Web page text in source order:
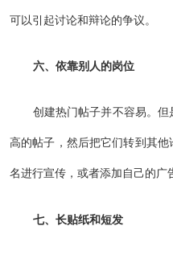
可以引起讨论和辩论的争议。
六、依靠别人的岗位
创建热门帖子并不容易。
高的帖子，然后把它们转到其
名进行宣传，或者添加自己的广
七、长贴纸和短发